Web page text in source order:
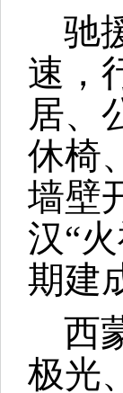
驰
速，
居、
休椅
墙壁
汉“
期建
西
极光